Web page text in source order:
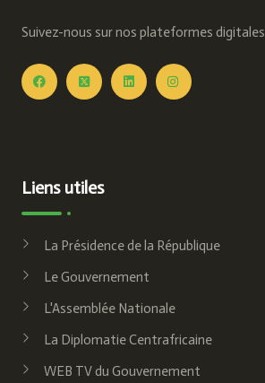
Suivez-nous sur nos plateformes digitales
Liens utiles
La Présidence de la République
Le Gouvernement
L'Assemblée Nationale
La Diplomatie Centrafricaine
WEB TV du Gouvernement